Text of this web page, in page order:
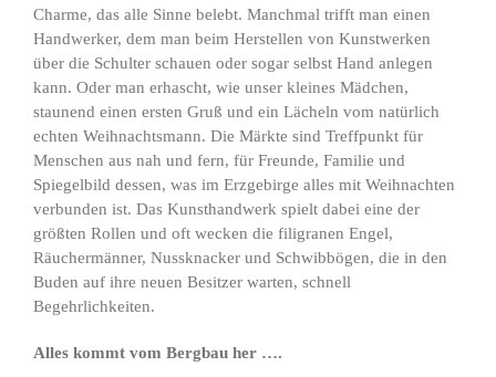
Charme, das alle Sinne belebt. Manchmal trifft man einen
Handwerker, dem man beim Herstellen von Kunstwerken
über die Schulter schauen oder sogar selbst Hand anlegen
kann. Oder man erhascht, wie unser kleines Mädchen,
staunend einen ersten Gruß und ein Lächeln vom natürlich
echten Weihnachtsmann. Die Märkte sind Treffpunkt für
Menschen aus nah und fern, für Freunde, Familie und
Spiegelbild dessen, was im Erzgebirge alles mit Weihnachten
verbunden ist. Das Kunsthandwerk spielt dabei eine der
größten Rollen und oft wecken die filigranen Engel,
Räuchermänner, Nussknacker und Schwibbögen, die in den
Buden auf ihre neuen Besitzer warten, schnell
Begehrlichkeiten.
Alles kommt vom Bergbau her ….